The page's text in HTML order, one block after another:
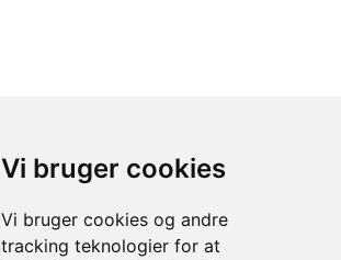
Vi bruger cookies
Vi bruger cookies og andre
tracking teknologier for at